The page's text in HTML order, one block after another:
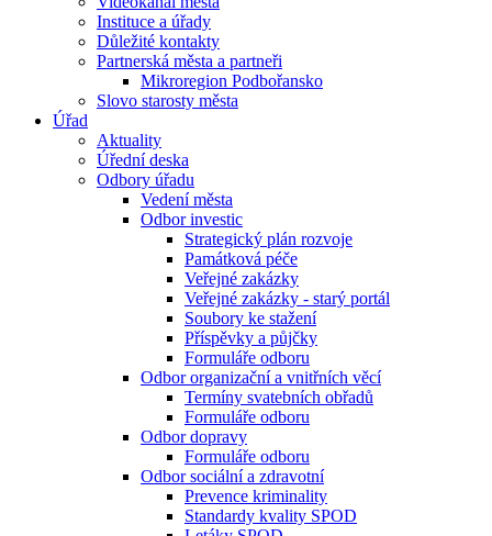
Instituce a úřady
Důležité kontakty
Partnerská města a partneři
Mikroregion Podbořansko
Slovo starosty města
Úřad
Aktuality
Úřední deska
Odbory úřadu
Vedení města
Odbor investic
Strategický plán rozvoje
Památková péče
Veřejné zakázky
Veřejné zakázky - starý portál
Soubory ke stažení
Příspěvky a půjčky
Formuláře odboru
Odbor organizační a vnitřních věcí
Termíny svatebních obřadů
Formuláře odboru
Odbor dopravy
Formuláře odboru
Odbor sociální a zdravotní
Prevence kriminality
Standardy kvality SPOD